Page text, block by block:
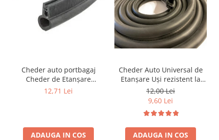
Cheder auto portbagaj
Cheder de Etanșare
Profesional din Cauciuc -
Liniar
12,71 Lei
ADAUGA IN COS
Cheder Auto Universal de
Etanșare Uși rezistent la
intemperii, raze UV,
îmbătrânire și temperaturi
extreme
12,00 Lei
9,60 Lei
ADAUGA IN COS